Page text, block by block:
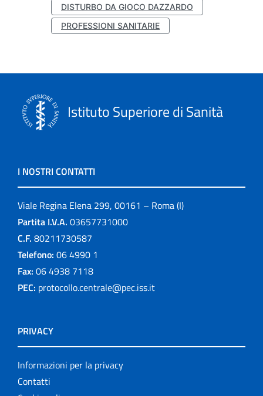
DISTURBO DA GIOCO DAZZARDO
PROFESSIONI SANITARIE
Istituto Superiore di Sanità
I NOSTRI CONTATTI
Viale Regina Elena 299, 00161 – Roma (I)
Partita I.V.A. 03657731000
C.F. 80211730587
Telefono: 06 4990 1
Fax: 06 4938 7118
PEC: protocollo.centrale@pec.iss.it
PRIVACY
Informazioni per la privacy
Contatti